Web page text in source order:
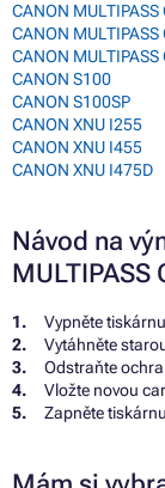
CANON
CANON
CANON
CANON S100
CANON S100SP
CANON XNU I255
CANON XNU I455
CANON XNU I475D
Návod na
MULTIPASS
Vypněte
Vytáhněte
Odstraňte
Vložte novou
Zapněte